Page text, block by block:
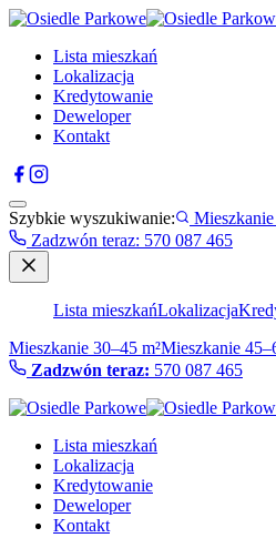
Lista mieszkań
Lokalizacja
Kredytowanie
Deweloper
Kontakt
Szybkie wyszukiwanie:
Zadzwón teraz: 570 087 465
Lista mieszkańLokalizacja
Mieszkanie 30–45 m²Mieszkanie
Zadzwón teraz: 570 087 465
Lista mieszkań
Lokalizacja
Kredytowanie
Deweloper
Kontakt